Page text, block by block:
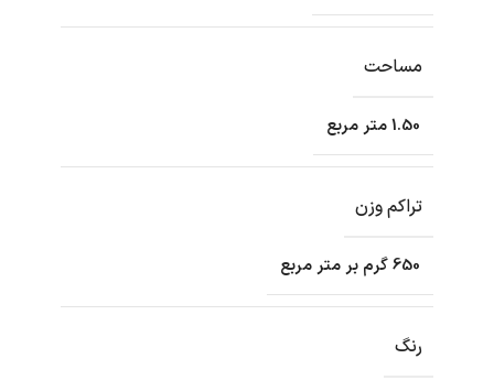
مساحت
1.50 متر مربع
تراکم وزن
650 گرم بر متر مربع
رنگ